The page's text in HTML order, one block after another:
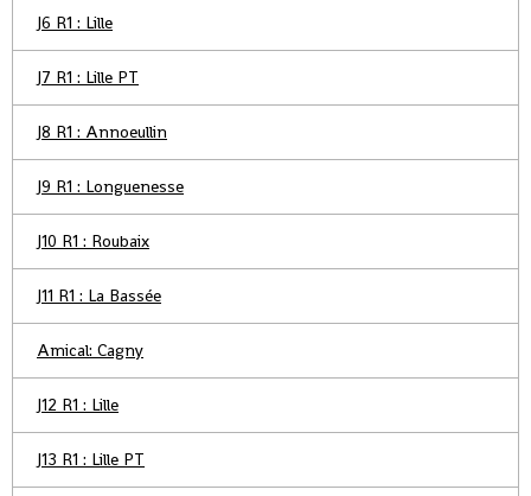
J6 R1 : Lille
J7 R1 : Lille PT
J8 R1 : Annoeullin
J9 R1 : Longuenesse
J10 R1 : Roubaix
J11 R1 : La Bassée
Amical: Cagny
J12 R1 : Lille
J13 R1 : Lille PT